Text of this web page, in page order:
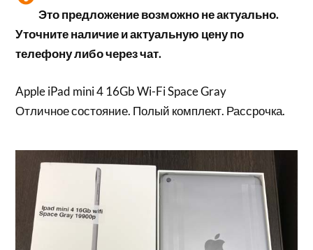
Это предложение возможно не актуально.
Уточните наличие и актуальную цену по
телефону либо через чат.
Apple iPad mini 4 16Gb Wi-Fi Space Gray
Отличное состояние. Полый комплект. Рассрочка.